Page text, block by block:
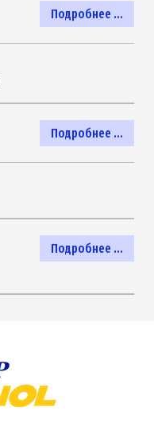
Подробнее ...
Подробнее ...
Подробнее ...